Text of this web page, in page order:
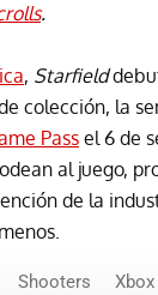
.
, Starfield
colección, la
Pass el 6 de
al juego,
de la
Shooters